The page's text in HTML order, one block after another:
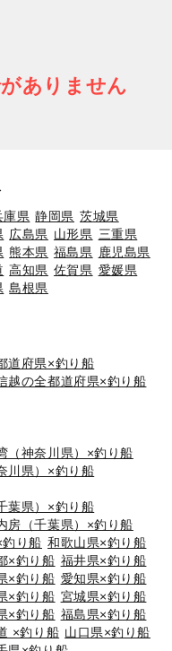
ありません
庫県 静岡県 茨城県
広島県 山形県 三重県
熊本県 福島県
鹿児島県
高知県 佐賀県 愛媛県
島根県
道府県×釣り船
越の全都道府県×釣り船
（神奈川県）×釣り船
川県）×釣り船
葉県）×釣り船
房（千葉県）×釣り船
り船 和歌山県×釣り船
×釣り船 福井県×釣り船
×釣り船 愛知県×釣り船
×釣り船 宮城県×釣り船
×釣り船 福島県×釣り船
×釣り船 山口県×釣り船